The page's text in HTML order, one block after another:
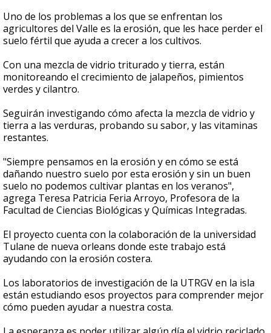
Uno de los problemas a los que se enfrentan los
agricultores del Valle es la erosión, que les hace perder el
suelo fértil que ayuda a crecer a los cultivos.
Con una mezcla de vidrio triturado y tierra, están
monitoreando el crecimiento de jalapeños, pimientos
verdes y cilantro.
Seguirán investigando cómo afecta la mezcla de vidrio y
tierra a las verduras, probando su sabor, y las vitaminas
restantes.
"Siempre pensamos en la erosión y en cómo se está
dañando nuestro suelo por esta erosión y sin un buen
suelo no podemos cultivar plantas en los veranos",
agrega Teresa Patricia Feria Arroyo, Profesora de la
Facultad de Ciencias Biológicas y Químicas Integradas.
El proyecto cuenta con la colaboración de la universidad
Tulane de nueva orleans donde este trabajo está
ayudando con la erosión costera.
Los laboratorios de investigación de la UTRGV en la isla
están estudiando esos proyectos para comprender mejor
cómo pueden ayudar a nuestra costa.